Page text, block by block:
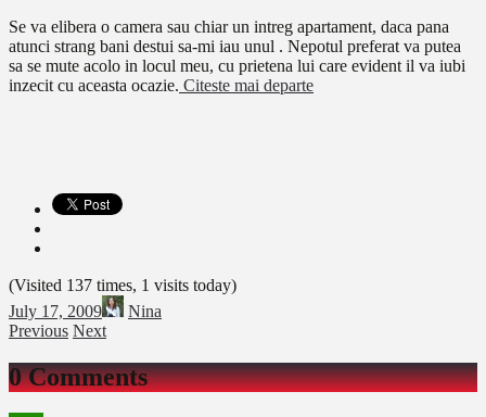
Se va elibera o camera sau chiar un intreg apartament, daca pana
atunci strang bani destui sa-mi iau unul . Nepotul preferat va putea
sa se mute acolo in locul meu, cu prietena lui care evident il va iubi
inzecit cu aceasta ocazie. Citeste mai departe
(Visited 137 times, 1 visits today)
July 17, 2009
Nina
Previous Next
0 Comments